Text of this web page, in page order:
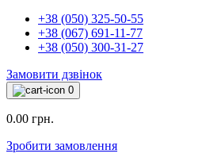
+38 (050) 325-50-55
+38 (067) 691-11-77
+38 (050) 300-31-27
Замовити дзвінок
0
0.00 грн.
Зробити замовлення